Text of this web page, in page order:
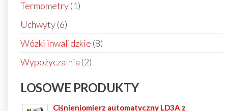
Termometry 11
Uchwyty 66
produktów
Wózki inwalidzkie 88
Wypożyczalnia 22
LOSOWE PRODUKTY
Ciśnieniomierz automatyczny LD3A z